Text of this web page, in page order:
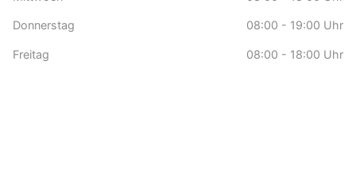
Donnerstag 08:00 - 19:00 Uhr
Freitag 08:00 - 18:00 Uhr